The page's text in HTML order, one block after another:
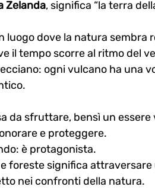
Zelanda, significa “la terra
dove la natura sembra
il tempo scorre al ritmo del
ogni vulcano ha una
da sfruttare, bensì un essere
e proteggere.
è protagonista.
foreste significa
nei confronti della natura.